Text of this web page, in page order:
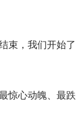
束，我们开始了
惊心动魄、最跌